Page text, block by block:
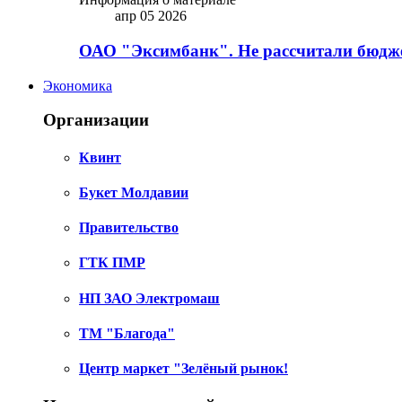
апр 05 2026
ОАО "Эксимбанк". Не рассчитали
Экономика
Организации
Квинт
Букет Молдавии
Правительство
ГТК ПМР
НП ЗАО Электромаш
ТМ "Благода"
Центр маркет "Зелёный рынок!